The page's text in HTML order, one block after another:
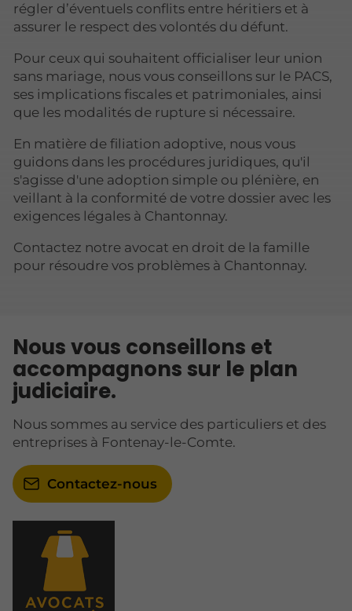
régler d’éventuels conflits entre héritiers et à
assurer le respect des volontés du défunt.
Pour ceux qui souhaitent officialiser leur union
sans mariage, nous vous conseillons sur le PACS,
ses implications fiscales et patrimoniales, ainsi
que les modalités de rupture si nécessaire.
En matière de filiation adoptive, nous vous
guidons dans les procédures juridiques, qu'il
s'agisse d'une adoption simple ou plénière, en
veillant à la conformité de votre dossier avec les
exigences légales à Chantonnay.
Contactez notre avocat en droit de la famille
pour résoudre vos problèmes à Chantonnay.
Nous vous conseillons et
accompagnons sur le plan
judiciaire.
Nous sommes au service des particuliers et des
entreprises à Fontenay-le-Comte.
Contactez-nous